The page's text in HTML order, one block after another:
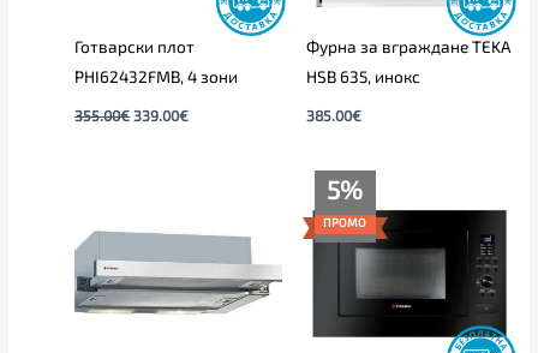
Готварски плот
PHI62432FMB, 4 зони
355.00€ 339.00€
Фурна за вграждане TEKA
HSB 635, инокс
385.00€
5%
ПРОМОwas:
259.00€.
е:
245.00€.